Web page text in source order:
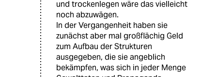
und trockenlegen wäre das vielleicht
noch abzuwägen.
In der Vergangenheit haben sie
zunächst aber mal großflächig Geld
zum Aufbau der Strukturen
ausgegeben, die sie angeblich
bekämpfen, was sich in jeder Menge